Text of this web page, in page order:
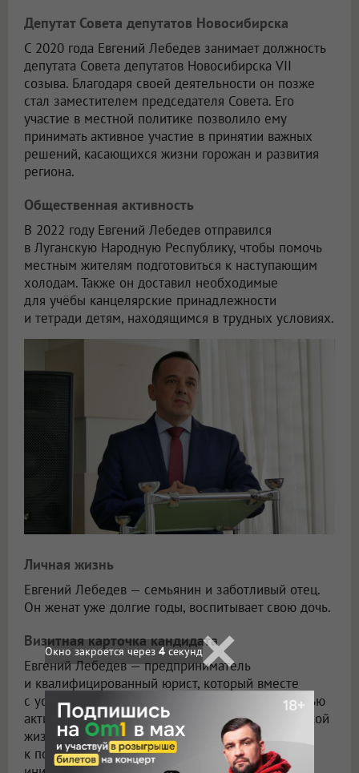
Депутат Совета депутатов Новосибирска
С 2020 года Евгений Лебедев занимает должность
депутата Совета депутатов Новосибирска VII
созыва. Благодаря своей деятельности он позже
стал заместителем председателя Совета. Его
участие в местной политике позволило ему
принимать активное участие в принятии важных
решений, касающихся жизни горожан и развития
региона.
Общественная активность
В 2022 году Евгений Лебедев отправился
в Луганскую Народную Республику, чтобы помочь
местным жителям подготовиться к наступающим
холодам. Также он доставил необходимые
для учёбы канцелярские принадлежности
и тетради детям, находящимся в трудных условиях.
Личная жизнь
Евгений Лебедев — семьянин и заботливый отец.
Он женат уже долгие годы, воспитывает свою дочь.
Визитная карточка кандидата
Евгений Лебедев — предприниматель
и квалифицированный юрист, который вместе
с успешной предпринимательской деятельностью
активно участвует в общественной и политической
жизни Новосибирска. Внимательный
к потребностям горожан и общественным
Окно закроется через 2 секунд